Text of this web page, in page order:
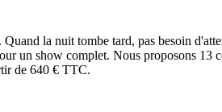
la nuit tombe tard, pas besoin
un show complet. Nous proposons 13
de 640 € TTC.